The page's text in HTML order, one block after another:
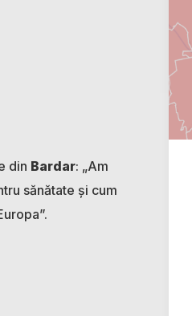
din Bardar: „Am
sănătate și cum